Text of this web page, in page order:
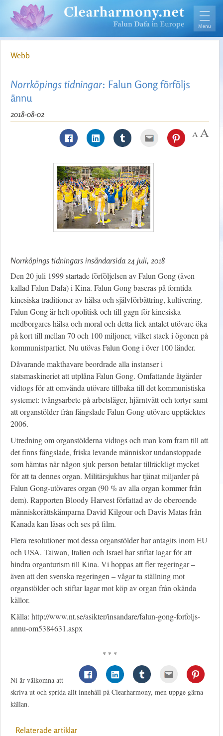
Webb
Norrköpings tidningar: Falun Gong förföljs
ännu
2018-08-02
Norrköpings tidningars insändarsida 24 juli, 2018
Den 20 juli 1999 startade förföljelsen av Falun Gong (även
kallad Falun Dafa) i Kina. Falun Gong baseras på forntida
kinesiska traditioner av hälsa och självförbättring, kultivering.
Falun Gong är helt opolitisk och till gagn för kinesiska
medborgares hälsa och moral och detta fick antalet utövare öka
på kort till mellan 70 och 100 miljoner, vilket stack i ögonen på
kommunistpartiet. Nu utövas Falun Gong i över 100 länder.
Dåvarande makthavare beordrade alla instanser i
statsmaskineriet att utplåna Falun Gong. Omfattande åtgärder
vidtogs för att omvända utövare tillbaka till det kommunistiska
systemet: tvångsarbete på arbetsläger, hjärntvätt och tortyr samt
att organstölder från fängslade Falun Gong-utövare upptäcktes
2006.
Utredning om organstölderna vidtogs och man kom fram till att
det finns fängslade, friska levande människor undanstoppade
som hämtas när någon sjuk person betalar tillräckligt mycket
för att ta dennes organ. Militärsjukhus har tjänat miljarder på
Falun Gong-utövares organ (90 % av alla organ kommer från
dem). Rapporten Bloody Harvest författad av de oberoende
människorättskämparna David Kilgour och Davis Matas från
Kanada kan läsas och ses på film.
Flera resolutioner mot dessa organstölder har antagits inom EU
och USA. Taiwan, Italien och Israel har stiftat lagar för att
hindra organturism till Kina. Vi hoppas att fler regeringar –
även att den svenska regeringen – vågar ta ställning mot
organstölder och stiftar lagar mot köp av organ från okända
källor.
Källa: http://www.nt.se/asikter/insandare/falun-gong-forfoljs-
annu-om5384631.aspx
* * *
Ni är välkomna att
skriva ut och sprida allt innehåll på Clearharmony, men uppge gärna
källan.
Relaterade artiklar